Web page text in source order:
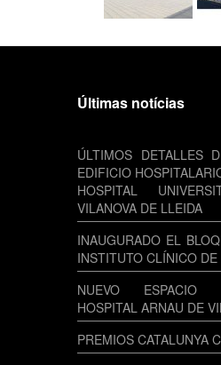
Últimas notícias
ÚLTIMOS DETALLES
EDIFICIO
HOSPITAL
VILANOVA DE LLEIDA
INAUGURADO EL
INSTITUTO CLÍNICO
NUEVO ESPACIO
HOSPITAL ARNAU DE
PREMIOS CATALUNYA